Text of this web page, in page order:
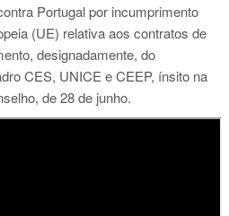
Portugal por incumprimento
(UE) relativa aos contratos de
designadamente, do
CES, UNICE e CEEP, ínsito na
de 28 de junho.